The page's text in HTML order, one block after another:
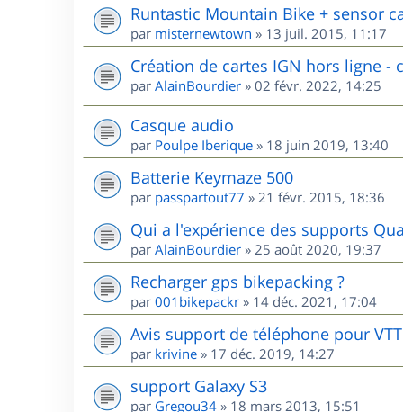
Runtastic Mountain Bike + sensor
par misternewtown » 13 juil. 2015, 11:17
Création de cartes IGN hors ligne -
par AlainBourdier » 02 févr. 2022, 14:25
Casque audio
par Poulpe Iberique » 18 juin 2019, 13:40
Batterie Keymaze 500
par passpartout77 » 21 févr. 2015, 18:36
Qui a l'expérience des supports
par AlainBourdier » 25 août 2020, 19:37
Recharger gps bikepacking ?
par 001bikepackr » 14 déc. 2021, 17:04
Avis support de téléphone pour VTT
par krivine » 17 déc. 2019, 14:27
support Galaxy S3
par Gregou34 » 18 mars 2013, 15:51